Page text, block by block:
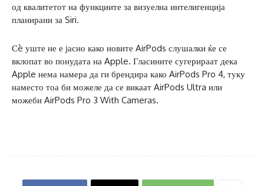
од квалитетот на функциите за визуелна интелигенција
планирани за Siri.
Сè уште не е јасно како новите AirPods слушалки ќе се
вклопат во понудата на Apple. Гласините сугерираат дека
Apple нема намера да ги брендира како AirPods Pro 4, туку
наместо тоа би можеле да се викаат AirPods Ultra или
можеби AirPods Pro 3 With Cameras.